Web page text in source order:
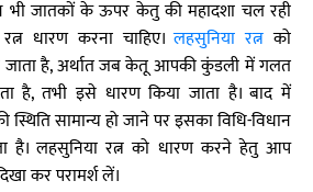
भी जातकों के ऊपर केतु की महादशा चल रही
धारण करना चाहिए।लहसुनिया रत्न को
जाता है, अर्थात जब केतू आपकी कुंडली में गलत
है, तभी इसे धारण किया जाता है। बाद में
स्थिति सामान्य हो जाने पर इसका विधि-विधान
है। लहसुनिया रत्न को धारण करने हेतु आप
कर परामर्श लें।